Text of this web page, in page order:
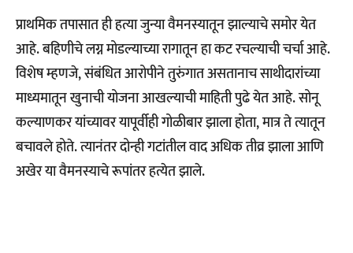
प्राथमिक तपासात ही हत्या जुन्या वैमनस्यातून झाल्याचे समोर येत
आहे. बहिणीचे लग्न मोडल्याच्या रागातून हा कट रचल्याची चर्चा आहे.
विशेष म्हणजे, संबंधित आरोपीने तुरुंगात असतानाच साथीदारांच्या
माध्यमातून खुनाची योजना आखल्याची माहिती पुढे येत आहे. सोनू
कल्याणकर यांच्यावर यापूर्वीही गोळीबार झाला होता, मात्र ते त्यातून
बचावले होते. त्यानंतर दोन्ही गटांतील वाद अधिक तीव्र झाला आणि
अखेर या वैमनस्याचे रूपांतर हत्येत झाले.